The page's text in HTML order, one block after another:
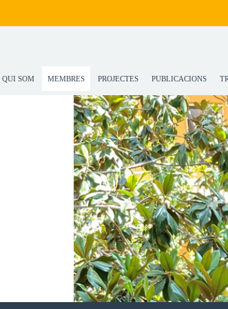
QUI SOM MEMBRES PROJECTES PUBLICACIONS